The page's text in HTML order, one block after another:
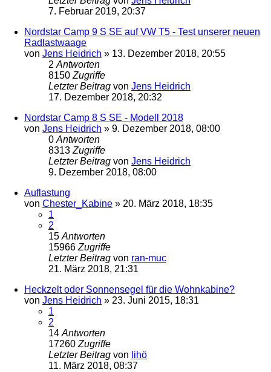
7. Februar 2019, 20:37
Nordstar Camp 9 S SE auf VW T5 - Test unserer neuen
Radlastwaage
von Jens Heidrich » 13. Dezember 2018, 20:55
2 Antworten
8150 Zugriffe
Letzter Beitrag von Jens Heidrich
17. Dezember 2018, 20:32
Nordstar Camp 8 S SE - Modell 2018
von Jens Heidrich » 9. Dezember 2018, 08:00
0 Antworten
8313 Zugriffe
Letzter Beitrag von Jens Heidrich
9. Dezember 2018, 08:00
Auflastung
von Chester_Kabine » 20. März 2018, 18:35
1
2
15 Antworten
15966 Zugriffe
Letzter Beitrag von ran-muc
21. März 2018, 21:31
Heckzelt oder Sonnensegel für die Wohnkabine?
von Jens Heidrich » 23. Juni 2015, 18:31
1
2
14 Antworten
17260 Zugriffe
Letzter Beitrag von lihö
11. März 2018, 08:37